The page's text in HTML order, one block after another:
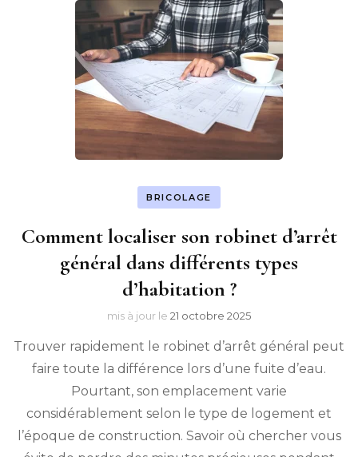
BRICOLAGE
Comment localiser son robinet d’arrêt
général dans différents types
d’habitation ?
mis à jour le 21 octobre 2025
Trouver rapidement le robinet d’arrêt général peut
faire toute la différence lors d’une fuite d’eau.
Pourtant, son emplacement varie
considérablement selon le type de logement et
l’époque de construction. Savoir où chercher vous